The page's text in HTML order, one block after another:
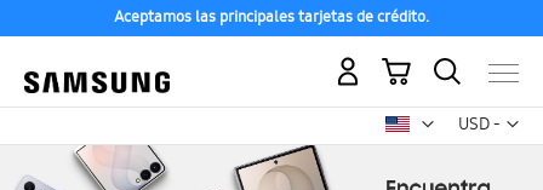
Aceptamos las principales tarjetas de crédito.
USD -
dólar
Mi carrito